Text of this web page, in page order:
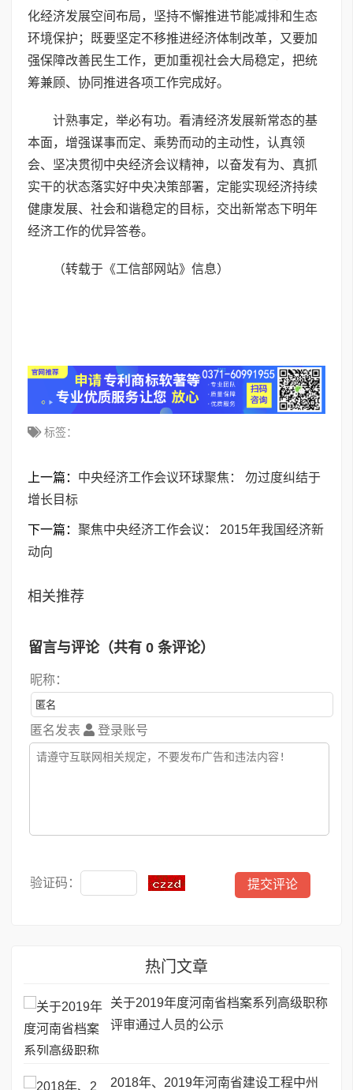
化经济发展空间布局，坚持不懈推进节能减排和生态
环境保护；既要坚定不移推进经济体制改革，又要加
强保障改善民生工作，更加重视社会大局稳定，把统
筹兼顾、协同推进各项工作完成好。
计熟事定，举必有功。看清经济发展新常态的基
本面，增强谋事而定、乘势而动的主动性，认真领
会、坚决贯彻中央经济会议精神，以奋发有为、真抓
实干的状态落实好中央决策部署，定能实现经济持续
健康发展、社会和谐稳定的目标，交出新常态下明年
经济工作的优异答卷。
（转载于《工信部网站》信息）
标签：
上一篇： 中央经济工作会议环球聚焦： 勿过度纠结于
增长目标
下一篇： 聚焦中央经济工作会议： 2015年我国经济新
动向
相关推荐
留言与评论（共有 0 条评论）
昵称：
匿名发表 登录账号
验证码：
热门文章
关于2019年度河南省档案系列高级职称
评审通过人员的公示
2018年、2019年河南省建设工程中州